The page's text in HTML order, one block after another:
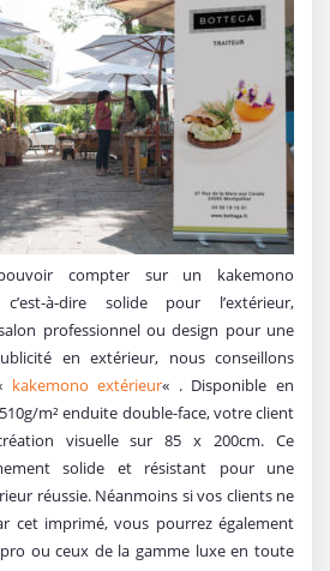
compter sur un kakemono
à-dire solide pour l’extérieur,
professionnel ou design pour une
en extérieur, nous conseillons
kakemono extérieur« . Disponible en
m² enduite double-face, votre client
visuelle sur 85 x 200cm. Ce
solide et résistant pour une
réussie. Néanmoins si vos clients ne
cet imprimé, vous pourrez également
ou ceux de la gamme luxe en toute